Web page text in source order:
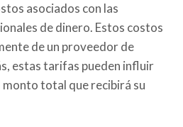
asociados con las
de dinero. Estos costos
de un proveedor de
estas tarifas pueden influir
total que recibirá su